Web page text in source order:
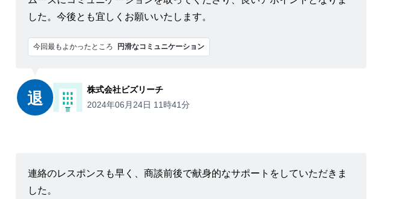
した。今後とも宜しくお願いいたします。
今回最もよかったところ 円滑なコミュニケーション
退
株式会社ビズリーチ
2024年06月24日 11時41分
連絡のレスポンスも早く、商談前後で献身的なサポートをしていただきま
した。